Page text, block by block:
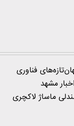
تازه‌های فناوری
اخبار مشهد
ماساژ لاکچری